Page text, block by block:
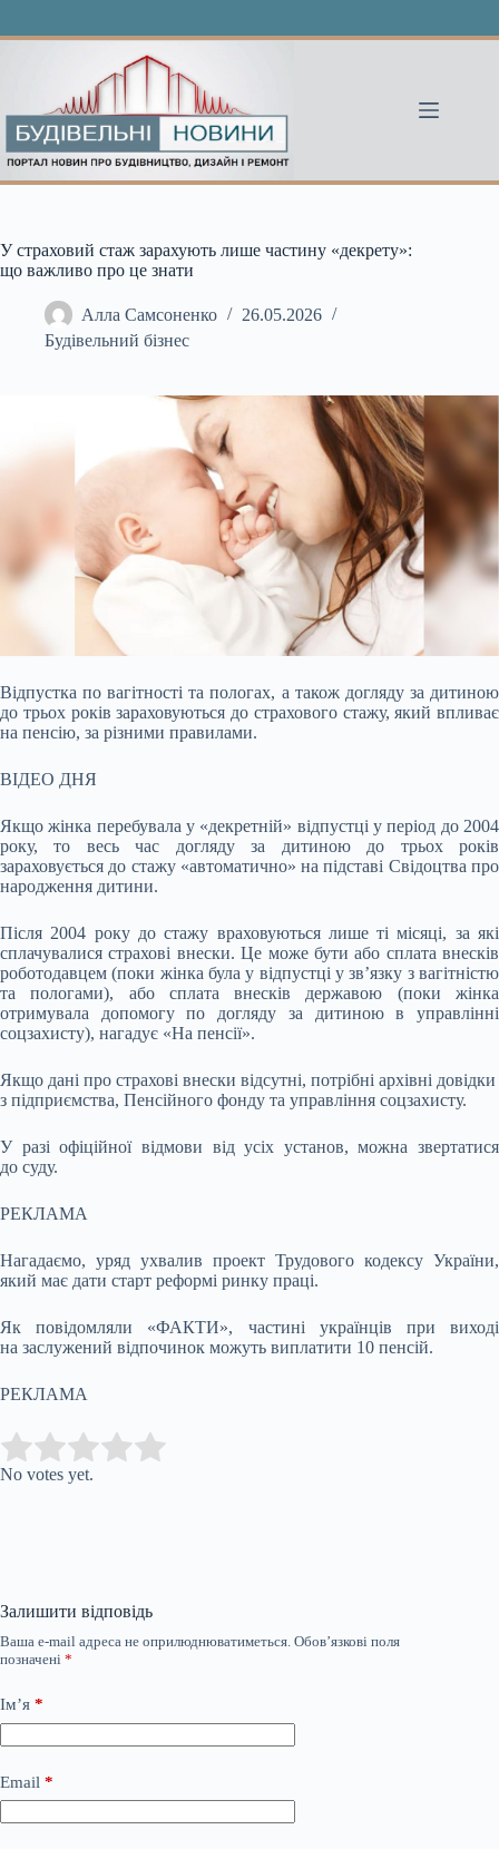
У страховий стаж зарахують лише частину «декрету»:
що важливо про це знати
Алла Самсоненко
26.05.2026
Будівельний бізнес
Відпустка по вагітності та пологах, а також догляду за дитиною
до трьох років зараховуються до страхового стажу, який впливає
на пенсію, за різними правилами.
ВІДЕО ДНЯ
Якщо жінка перебувала у «декретній» відпустці у період до 2004
року, то весь час догляду за дитиною до трьох років
зараховується до стажу «автоматично» на підставі Свідоцтва про
народження дитини.
Після 2004 року до стажу враховуються лише ті місяці, за які
сплачувалися страхові внески. Це може бути або сплата внесків
роботодавцем (поки жінка була у відпустці у зв’язку з вагітністю
та пологами), або сплата внесків державою (поки жінка
отримувала допомогу по догляду за дитиною в управлінні
соцзахисту), нагадує «На пенсії».
Якщо дані про страхові внески відсутні, потрібні архівні довідки
з підприємства, Пенсійного фонду та управління соцзахисту.
У разі офіційної відмови від усіх установ, можна звертатися
до суду.
РЕКЛАМА
Нагадаємо, уряд ухвалив проект Трудового кодексу України,
який має дати старт реформі ринку праці.
Як повідомляли «ФАКТИ», частині українців при виході
на заслужений відпочинок можуть виплатити 10 пенсій.
РЕКЛАМА
Rate this item:
No votes yet.
Залишити відповідь
Ваша e-mail адреса не оприлюднюватиметься. Обов’язкові поля
позначені *
Ім’я *
Email *